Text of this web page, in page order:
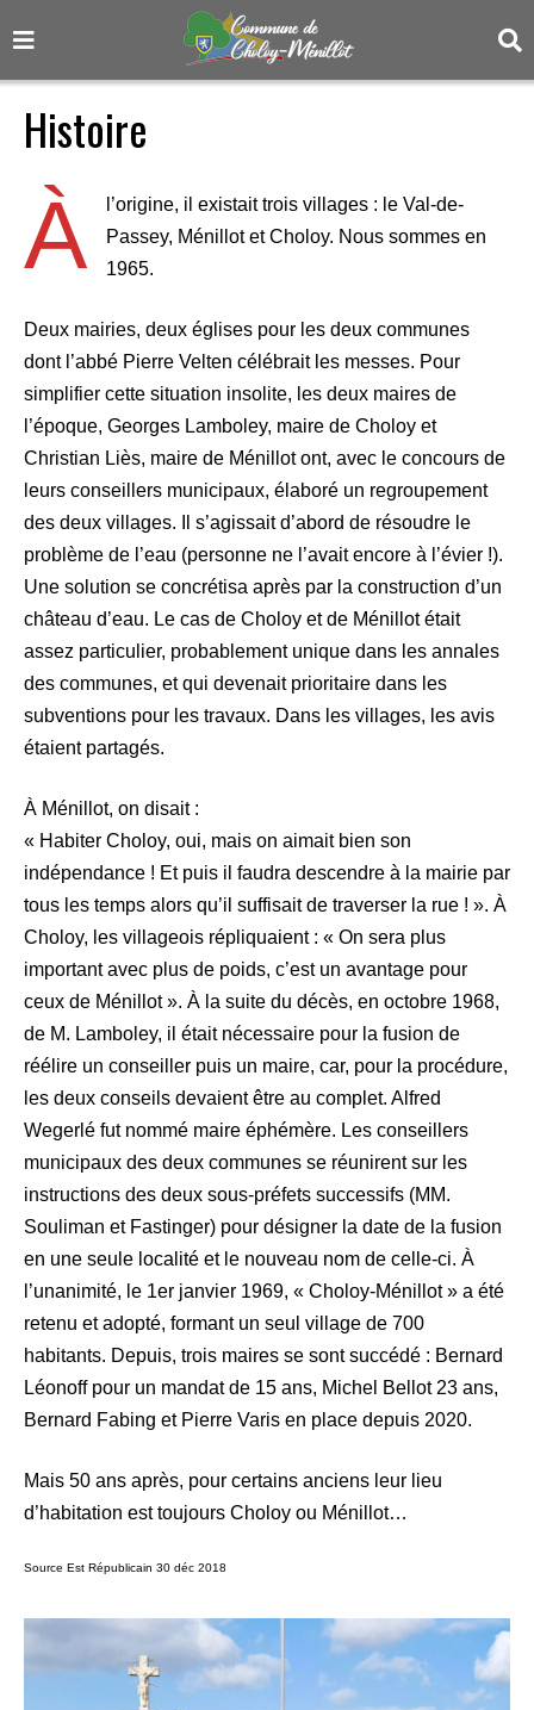
Histoire
À
l’origine, il existait trois villages : le Val-de-
Passey, Ménillot et Choloy. Nous sommes en
1965.
Deux mairies, deux églises pour les deux communes
dont l’abbé Pierre Velten célébrait les messes. Pour
simplifier cette situation insolite, les deux maires de
l’époque, Georges Lamboley, maire de Choloy et
Christian Liès, maire de Ménillot ont, avec le concours de
leurs conseillers municipaux, élaboré un regroupement
des deux villages. Il s’agissait d’abord de résoudre le
problème de l’eau (personne ne l’avait encore à l’évier !).
Une solution se concrétisa après par la construction d’un
château d’eau. Le cas de Choloy et de Ménillot était
assez particulier, probablement unique dans les annales
des communes, et qui devenait prioritaire dans les
subventions pour les travaux. Dans les villages, les avis
étaient partagés.
À Ménillot, on disait :
« Habiter Choloy, oui, mais on aimait bien son
indépendance ! Et puis il faudra descendre à la mairie par
tous les temps alors qu’il suffisait de traverser la rue ! ». À
Choloy, les villageois répliquaient : « On sera plus
important avec plus de poids, c’est un avantage pour
ceux de Ménillot ». À la suite du décès, en octobre 1968,
de M. Lamboley, il était nécessaire pour la fusion de
réélire un conseiller puis un maire, car, pour la procédure,
les deux conseils devaient être au complet. Alfred
Wegerlé fut nommé maire éphémère. Les conseillers
municipaux des deux communes se réunirent sur les
instructions des deux sous-préfets successifs (MM.
Souliman et Fastinger) pour désigner la date de la fusion
en une seule localité et le nouveau nom de celle-ci. À
l’unanimité, le 1er janvier 1969, « Choloy-Ménillot » a été
retenu et adopté, formant un seul village de 700
habitants. Depuis, trois maires se sont succédé : Bernard
Léonoff pour un mandat de 15 ans, Michel Bellot 23 ans,
Bernard Fabing et Pierre Varis en place depuis 2020.
Mais 50 ans après, pour certains anciens leur lieu
d’habitation est toujours Choloy ou Ménillot…
Source Est Républicain 30 déc 2018